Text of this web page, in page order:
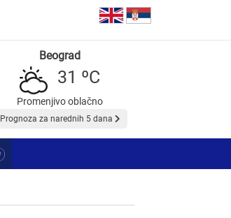
Beograd
31 ºC
Promenjivo oblačno
Prognoza za narednih 5 dana